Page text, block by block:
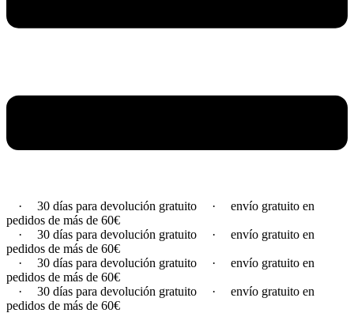
· 30 días para devolución gratuito ·
envío gratuito en
pedidos de más de 60€
·
30 días para devolución gratuito ·
envío gratuito en
pedidos de más de 60€
·
30 días para devolución gratuito ·
envío gratuito en
pedidos de más de 60€
·
30 días para devolución gratuito ·
envío gratuito en
pedidos de más de 60€